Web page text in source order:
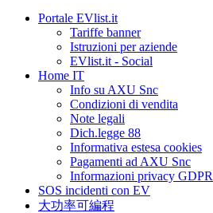
Portale EVlist.it
Tariffe banner
Istruzioni per aziende
EVlist.it - Social
Home IT
Info su AXU Snc
Condizioni di vendita
Note legali
Dich.legge 88
Informativa estesa cookies
Pagamenti ad AXU Snc
Informazioni privacy GDPR
SOS incidenti con EV
大功率可編程